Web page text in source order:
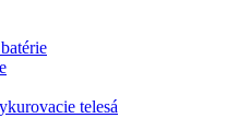
telesá